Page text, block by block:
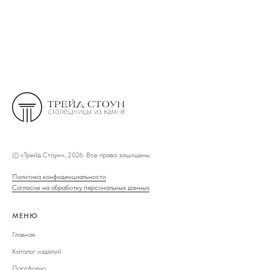
© «Трейд Стоун», 2026. Все права защищены.
Политика конфиденциальности
Согласие на обработку персональных данных
МЕНЮ
Главная
Каталог изделий
Портфолио